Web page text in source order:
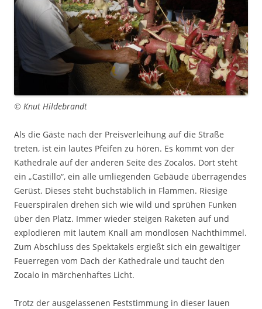
© Knut Hildebrandt
Als die Gäste nach der Preisverleihung auf die Straße
treten, ist ein lautes Pfeifen zu hören. Es kommt von der
Kathedrale auf der anderen Seite des Zocalos. Dort steht
ein „Castillo“, ein alle umliegenden Gebäude überragendes
Gerüst. Dieses steht buchstäblich in Flammen. Riesige
Feuerspiralen drehen sich wie wild und sprühen Funken
über den Platz. Immer wieder steigen Raketen auf und
explodieren mit lautem Knall am mondlosen Nachthimmel.
Zum Abschluss des Spektakels ergießt sich ein gewaltiger
Feuerregen vom Dach der Kathedrale und taucht den
Zocalo in märchenhaftes Licht.
Trotz der ausgelassenen Feststimmung in dieser lauen